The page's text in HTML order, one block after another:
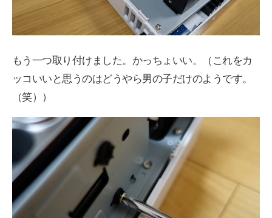
もう一つ取り付けました。かっちょいい。（これをカ
ッコいいと思うのはどうやら男の子だけのようです。
（笑））